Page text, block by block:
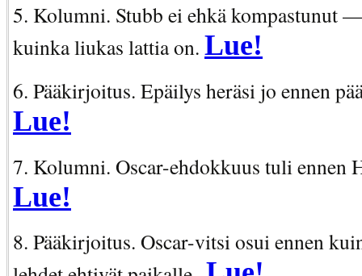
5. Kolumni. Stubb ei ehkä kompastunut
kuinka liukas lattia on. Lue!
6. Pääkirjoitus. Epäilys heräsi jo ennen
Lue!
7. Kolumni. Oscar-ehdokkuus tuli ennen
Lue!
8. Pääkirjoitus. Oscar-vitsi osui ennen